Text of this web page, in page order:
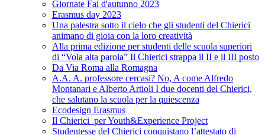
Giornate Fai d'autunno 2023
Erasmus day 2023
Una palestra sotto il cielo che gli studenti del Chierici
animano di gioia con la loro creatività
Alla prima edizione per studenti delle scuola superiori
di “Vola alta parola” Il Chierici strappa il II e il III posto
Da Via Roma alla Romagna
A.A. A. professore cercasi? No, A come Alfredo
Montanari e Alberto Artioli I due docenti del Chierici,
che salutano la scuola per la quiescenza
Ecodesign Erasmus
Il Chierici per Youth&Experience Project
Studentesse del Chierici conquistano l’attestato di